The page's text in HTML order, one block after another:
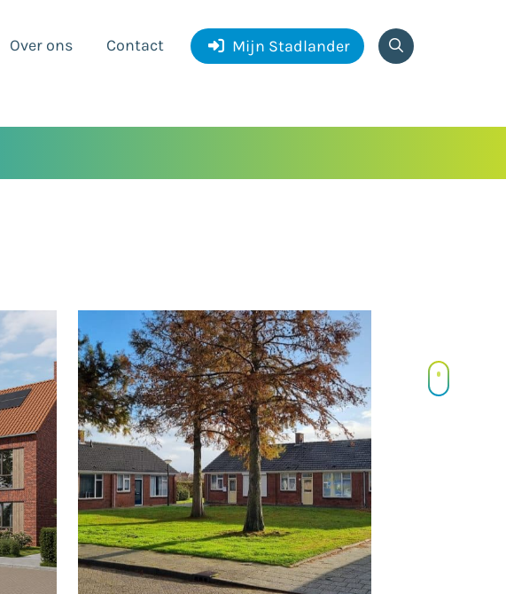
Over ons Contact Mijn Stadlander